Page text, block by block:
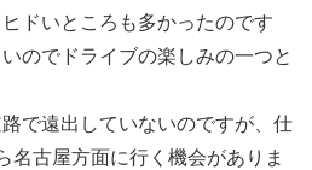
ドいところも多かったのです
のでドライブの楽しみの一つと
で遠出していないのですが、仕
名古屋方面に行く機会がありま